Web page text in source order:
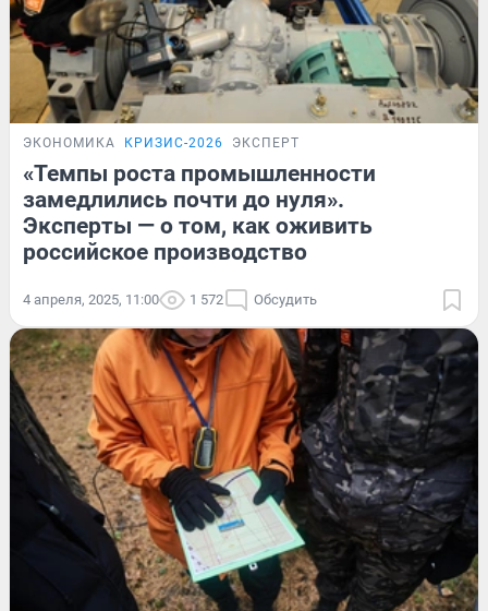
ЭКОНОМИКА КРИЗИС-2026 ЭКСПЕРТ
«Темпы роста промышленности
замедлились почти до нуля».
Эксперты — о том, как оживить
российское производство
4 апреля, 2025, 11:00 1 572 Обсудить